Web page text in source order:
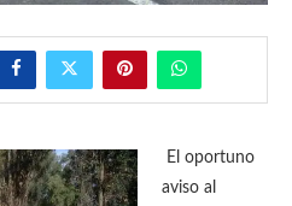
El oportuno
aviso al